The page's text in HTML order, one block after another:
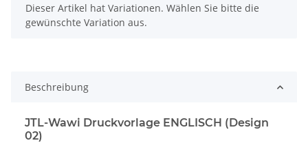
x
Dieser Artikel hat Variationen. Wählen Sie bitte die
gewünschte Variation aus.
Beschreibung
JTL-Wawi Druckvorlage ENGLISCH (Design
02)